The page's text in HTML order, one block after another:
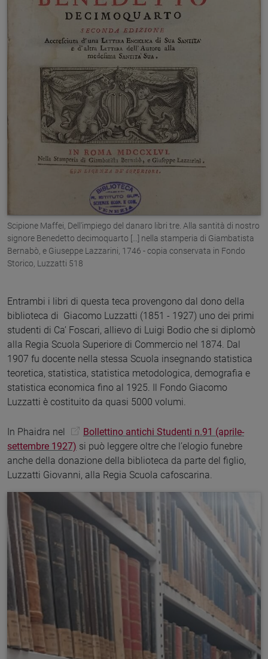
Scipione Maffei, Dell'impiego del danaro libri tre. Alla santità di nostro
signore Benedetto decimoquarto [...] nella stamperia di Giambatista
Bernabò, e Giuseppe Lazzarini, 1746 - copia conservata in Fondo
Storico, Luzzatti 518
Entrambi i libri di questa teca provengono dal dono della
biblioteca di Giacomo Luzzatti (1851 - 1927) uno dei primi
studenti di Ca’ Foscari, allievo di Luigi Bodio che si diplomò
alla Regia Scuola Superiore di Commercio nel 1874. Dal
1907 fu docente nella stessa Scuola insegnando statistica
teoretica, statistica, statistica metodologica, demografia e
statistica economica fino al 1925. Il Fondo Giacomo
Luzzatti è costituito da quasi 5000 volumi.
In Phaidra nel
Bollettino antichi Studenti n.91 (aprile-
settembre 1927) si può leggere oltre che l’elogio funebre
anche della donazione della biblioteca da parte del figlio,
Luzzatti Giovanni, alla Regia Scuola cafoscarina.